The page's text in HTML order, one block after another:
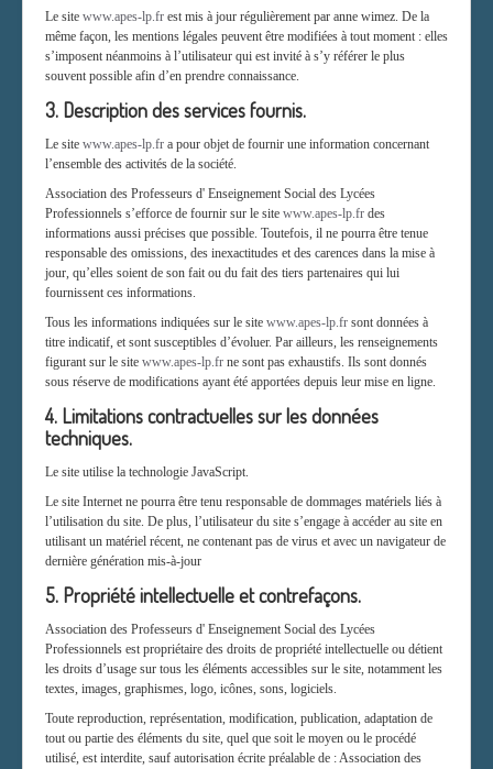
Le site www.apes-lp.fr est mis à jour régulièrement par anne wimez. De la
même façon, les mentions légales peuvent être modifiées à tout moment : elles
s’imposent néanmoins à l’utilisateur qui est invité à s’y référer le plus
souvent possible afin d’en prendre connaissance.
3. Description des services fournis.
Le site www.apes-lp.fr a pour objet de fournir une information concernant
l’ensemble des activités de la société.
Association des Professeurs d' Enseignement Social des Lycées
Professionnels s’efforce de fournir sur le site www.apes-lp.fr des
informations aussi précises que possible. Toutefois, il ne pourra être tenue
responsable des omissions, des inexactitudes et des carences dans la mise à
jour, qu’elles soient de son fait ou du fait des tiers partenaires qui lui
fournissent ces informations.
Tous les informations indiquées sur le site www.apes-lp.fr sont données à
titre indicatif, et sont susceptibles d’évoluer. Par ailleurs, les renseignements
figurant sur le site www.apes-lp.fr ne sont pas exhaustifs. Ils sont donnés
sous réserve de modifications ayant été apportées depuis leur mise en ligne.
4. Limitations contractuelles sur les données
techniques.
Le site utilise la technologie JavaScript.
Le site Internet ne pourra être tenu responsable de dommages matériels liés à
l’utilisation du site. De plus, l’utilisateur du site s’engage à accéder au site en
utilisant un matériel récent, ne contenant pas de virus et avec un navigateur de
dernière génération mis-à-jour
5. Propriété intellectuelle et contrefaçons.
Association des Professeurs d' Enseignement Social des Lycées
Professionnels est propriétaire des droits de propriété intellectuelle ou détient
les droits d’usage sur tous les éléments accessibles sur le site, notamment les
textes, images, graphismes, logo, icônes, sons, logiciels.
Toute reproduction, représentation, modification, publication, adaptation de
tout ou partie des éléments du site, quel que soit le moyen ou le procédé
utilisé, est interdite, sauf autorisation écrite préalable de : Association des